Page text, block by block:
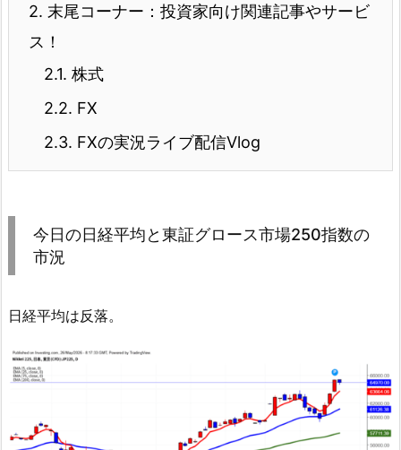
2. 末尾コーナー：投資家向け関連記事やサービ
ス！
2.1. 株式
2.2. FX
2.3. FXの実況ライブ配信Vlog
今日の日経平均と東証グロース市場250指数の
市況
日経平均は反落。